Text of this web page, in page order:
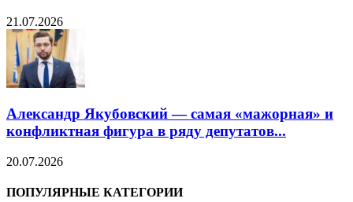
21.07.2026
Александр Якубовский — самая «мажорная» и
конфликтная фигура в ряду депутатов...
20.07.2026
ПОПУЛЯРНЫЕ КАТЕГОРИИ